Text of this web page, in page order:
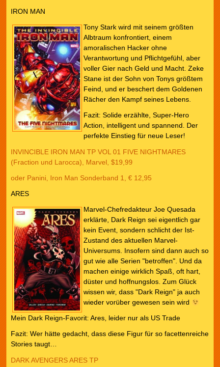
IRON MAN
Tony Stark wird mit seinem größten
Albtraum konfrontiert, einem
amoralischen Hacker ohne
Verantwortung und Pflichtgefühl, aber
voller Gier nach Geld und Macht. Zeke
Stane ist der Sohn von Tonys größtem
Feind, und er beschert dem Goldenen
Rächer den Kampf seines Lebens.
Fazit: Solide erzählte, Super-Hero
Action, intelligent und spannend. Der
perfekte Einstieg für neue Leser!
INVINCIBLE IRON MAN TP VOL 01 FIVE NIGHTMARES
(Fraction und Larocca), Marvel, $19,99
oder Panini, Iron Man Sonderband 1, € 12,95
ARES
Marvel-Chefredakteur Joe Quesada
erklärte, Dark Reign sei eigentlich gar
kein Event, sondern schlicht der Ist-
Zustand des aktuellen Marvel-
Universums. Insofern sind dann auch so
gut wie alle Serien "betroffen". Und da
machen einige wirklich Spaß, oft hart,
düster und hoffnungslos. Zum Glück
wissen wir, dass "Dark Reign" ja auch
wieder vorüber gewesen sein wird
Mein Dark Reign-Favorit: Ares, leider nur als US Trade
Fazit: Wer hätte gedacht, dass diese Figur für so facettenreiche
Stories taugt…
DARK AVENGERS ARES TP